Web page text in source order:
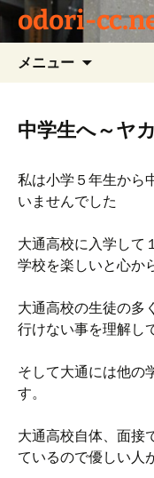
odori-
メニュー
ツ
ス
キ
プ
中学生へ～ヤ
私は小学５年生から
いませんでした
大通高校に入学して
学校を楽しいと心か
大通高校の生徒の多
行けない事を理解し
そして大通には他の
す。
大通高校自体、面接
ているので優しい人